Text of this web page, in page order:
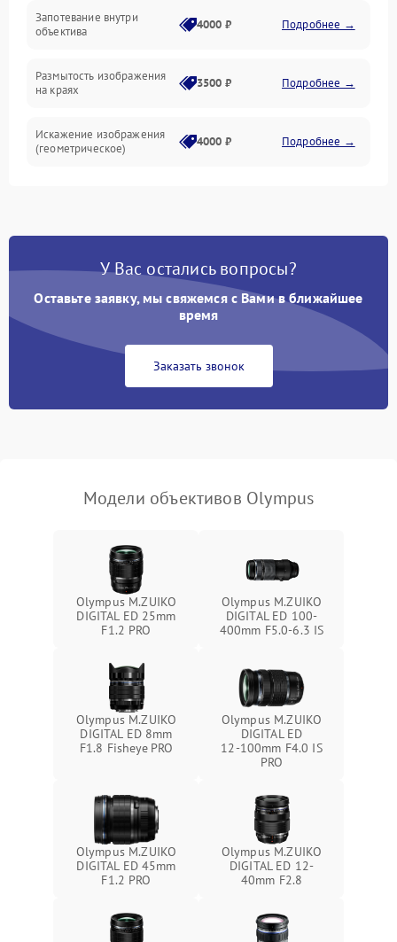
Запотевание внутри
объектива
4000 ₽ Подробнее →
Размытость изображения
на краях
3500 ₽ Подробнее →
Искажение изображения
(геометрическое)
4000 ₽ Подробнее →
при всех фокусных
4500 ₽ Подробнее →
У Вас остались вопросы?
Оставьте заявку, мы свяжемся с Вами в ближайшее
время
Заказать звонок
Модели объективов Olympus
Olympus M.ZUIKO
DIGITAL ED 25mm
F1.2 PRO
Olympus M.ZUIKO
DIGITAL ED 100-
400mm F5.0-6.3 IS
Olympus M.ZUIKO
DIGITAL ED 8mm
F1.8 Fisheye PRO
Olympus M.ZUIKO
DIGITAL ED
12‑100mm F4.0 IS
PRO
Olympus M.ZUIKO
DIGITAL ED 45mm
F1.2 PRO
Olympus M.ZUIKO
DIGITAL ED 12-
40mm F2.8